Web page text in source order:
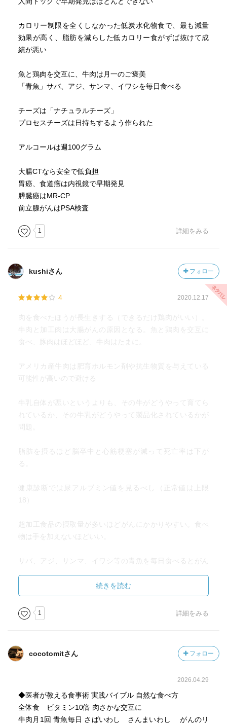
カロリー制限を全くしなかった低炭水化物食で、最も減量
効果が高く、脂肪を減らした低カロリー食がずば抜けて成
績が悪い
魚と鶏肉を交互に、牛肉は月一のご褒美
「青魚」サバ、アジ、サンマ、イワシを毎日食べる
チーズは「ナチュラルチーズ」
プロセスチーズは日持ちするよう作られた
アルコールは週100グラム
大腸CTなら安全で低負担
胃癌、食道癌は内視鏡で早期発見
膵臓癌はMR-CP
前立腺がんはPSA検査
1 詳細をみる
kushiさん フォロー
4 2020.12.17
肉を食べたほうが長生きする（できるだけ鶏肉がいい）。
牛肉と加工肉は大腸がんの原因となる。魚と鶏肉を交互に
食べ、豚肉はほどほど、牛肉はたまに。
アメリカ産牛肉は肥育ホルモン剤や抗生物質を与えている
可能性が高いので避ける
牛乳自体が悪いというよりも、その牛がどうやって育てら
れているか、その牛乳がどうやって製品化されているかが
脂肪を摂るほど脳卒中と心筋梗塞が減って死亡率は下が
る。
健康診断では尿アルブミン値を見るべし（正常値は上限
18）
超加工食品の摂取量が多いほどがんにかかりやすい。食べ
物は手を加えないほどいい。
サバ、アジ、サンマ、イワシ等の青魚を毎日食べるとがん
ツナ缶の油はEPAやDHAが溶け込んでるので、捨てずに使
う。
野菜はお金をかけてでも有機無農薬を食べたほうが費用対
チーズはナチュラルチーズを選ぶ（プロセスはNG）
フライドポテトは絶対に避けたい悪魔の食べ物。
続きを読む
1 詳細をみる
cocotomitさん フォロー
2026.04.29
◆医者が教える食事術 実践バイブル 自然な食べ方
全体食 ビタミン10倍 肉さかな交互に
牛肉月1回 青魚毎日 さばいわし さんまいわし がんのリ